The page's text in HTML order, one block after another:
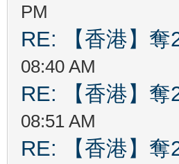
PM
RE: 【香港】奪
08:40 AM
RE: 【香港】奪
08:51 AM
RE: 【香港】奪